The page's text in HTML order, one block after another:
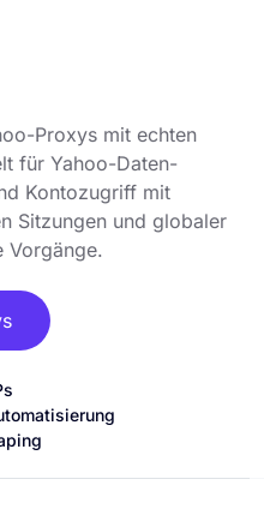
Proxys mit echten
für Yahoo-Daten-
Kontozugriff mit
Sitzungen und globaler
Vorgänge.